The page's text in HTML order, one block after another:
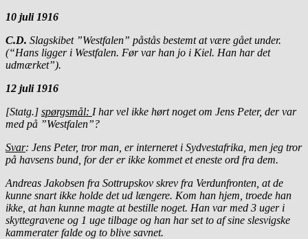
10 juli 1916
C.D. Slagskibet ”Westfalen” påstås bestemt at være gået under.
(“Hans ligger i Westfalen. Før var han jo i Kiel. Han har det
udmærket”).
12 juli 1916
[Statg.] spørgsmål: I har vel ikke hørt noget om Jens Peter, der var
med på ”Westfalen”?
Svar: Jens Peter, tror man, er interneret i Sydvestafrika, men jeg tror
på havsens bund, for der er ikke kommet et eneste ord fra dem.
Andreas Jakobsen fra Sottrupskov skrev fra Verdunfronten, at de
kunne snart ikke holde det ud længere. Kom han hjem, troede han
ikke, at han kunne magte at bestille noget. Han var med 3 uger i
skyttegravene og 1 uge tilbage og han har set to af sine slesvigske
kammerater falde og to blive savnet.